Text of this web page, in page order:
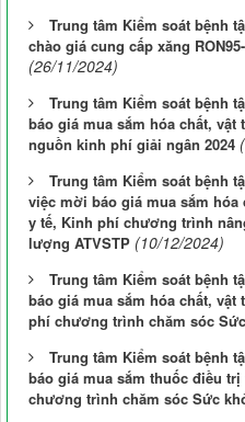
Trung tâm Kiểm soát bệnh
chào giá cung cấp xăng
(26/11/2024)
Trung tâm Kiểm soát bệnh
báo giá mua sắm hóa chất,
nguồn kinh phí giải ngân 2024
Trung tâm Kiểm soát bệnh
việc mời báo giá mua sắm
y tế, Kinh phí chương trình
lượng ATVSTP (10/12/2024)
Trung tâm Kiểm soát bệnh
báo giá mua sắm hóa chất,
phí chương trình chăm sóc
Trung tâm Kiểm soát bệnh
báo giá mua sắm thuốc điều
chương trình chăm sóc Sức